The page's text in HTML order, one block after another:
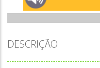
DESCRIÇÃO